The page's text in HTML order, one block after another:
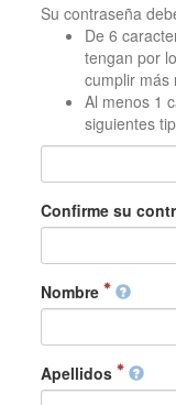
Su contraseña
De 6
tengan por
cumplir más
Al menos 1
siguientes
Confirme su
Nombre
Apellidos